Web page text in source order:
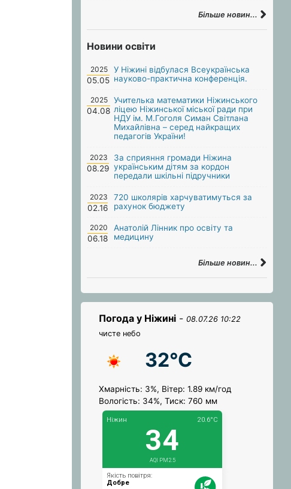
Більше новин...
Новини освіти
2025
05.05
У Ніжині відбулася Всеукраїнська
науково-практична конференція.
2025
04.08
Учителька математики Ніжинського
ліцею Ніжинської міської ради при
НДУ ім. М.Гоголя Симан Світлана
Михайлівна – серед найкращих
педагогів України!
2023
08.29
За сприяння громади Ніжина
українським дітям за кордон
передали шкільні підручники
2023
02.16
720 школярів харчуватимуться за
рахунок бюджету
2020
06.18
Анатолій Лінник про освіту та
медицину
Більше новин...
Погода у Ніжині - 08.07.26 10:22
чисте небо
32°C
Хмарність: 3%, Вітер: 1.89 км/год
Вологість: 34%, Тиск: 760 мм